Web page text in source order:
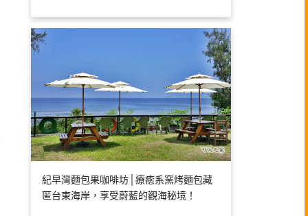
紀早灣麵包果咖啡坊│療癒系窯烤麵包藏
匿台東海岸，享受蔚藍的觀海秘境！